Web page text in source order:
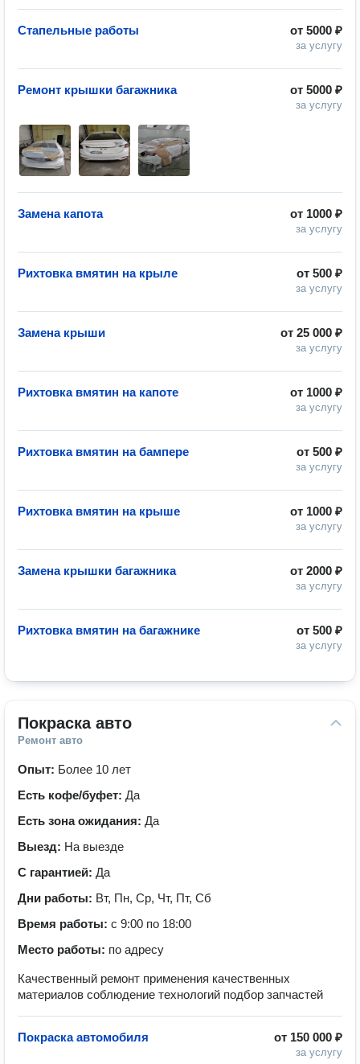
от 5000 ₽
за услугу
Стапельные работы
от 5000 ₽
за услугу
Ремонт крышки багажника
от 1000 ₽
за услугу
Замена капота
от 500 ₽
за услугу
Рихтовка вмятин на крыле
от 25 000 ₽
за услугу
Замена крыши
от 1000 ₽
за услугу
Рихтовка вмятин на капоте
от 500 ₽
за услугу
Рихтовка вмятин на бампере
от 1000 ₽
за услугу
Рихтовка вмятин на крыше
от 2000 ₽
за услугу
Замена крышки багажника
от 500 ₽
за услугу
Рихтовка вмятин на багажнике
Покраска авто
Ремонт авто
Опыт: Более 10 лет
Есть кофе/буфет: Да
Есть зона ожидания: Да
Выезд: На выезде
С гарантией: Да
Дни работы: Вт, Пн, Ср, Чт, Пт, Сб
Время работы: с 9:00 по 18:00
Место работы: по адресу
Качественный ремонт применения качественных
материалов соблюдение технологий подбор запчастей
от 150 000 ₽
за услугу
Покраска автомобиля